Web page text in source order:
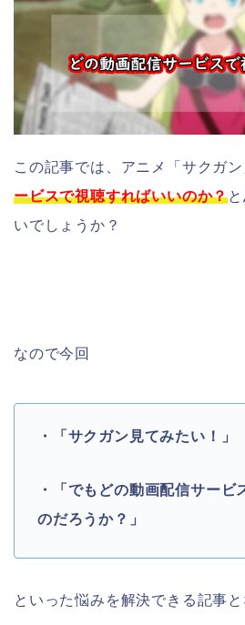
この記事では、アニメ「サクガ
ービスで視聴すればいいのか？
いでしょうか？
なので今回
・「サクガン見てみたい！」
・「でもどの動画配信サービ
のだろうか？」
といった悩みを解決できる記事と